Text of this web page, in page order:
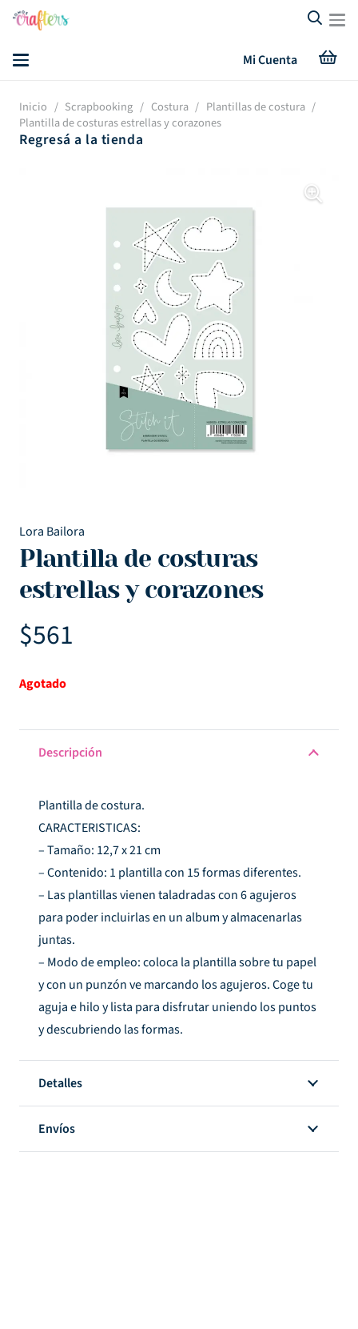
Mi Cuenta
Inicio / Scrapbooking / Costura / Plantillas de costura /
Plantilla de costuras estrellas y corazones
Regresá a la tienda
Lora Bailora
Plantilla de costuras
estrellas y corazones
$561
Agotado
Descripción
Plantilla de costura.
CARACTERISTICAS:
– Tamaño: 12,7 x 21 cm
– Contenido: 1 plantilla con 15 formas diferentes.
– Las plantillas vienen taladradas con 6 agujeros
para poder incluirlas en un album y almacenarlas
juntas.
– Modo de empleo: coloca la plantilla sobre tu papel
y con un punzón ve marcando los agujeros. Coge tu
aguja e hilo y lista para disfrutar uniendo los puntos
y descubriendo las formas.
Detalles
Envíos